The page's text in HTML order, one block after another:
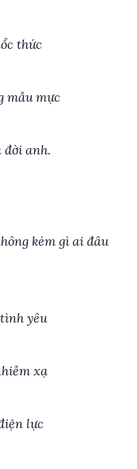
thức
mẫu mực
đời anh.
kém gì ai đâu
yêu
xạ
lực